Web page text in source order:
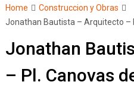
Home
Construccion y Obras
Jonathan Bautista – Arquitecto –
Jonathan
– Pl. Canovas